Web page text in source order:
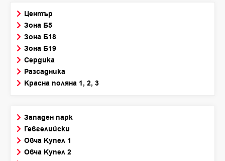
Център
Зона Б5
Зона Б18
Зона Б19
Сердика
Разсадника
Красна поляна 1, 2, 3
Западен парк
Гевгелийски
Овча Купел 1
Овча Купел 2